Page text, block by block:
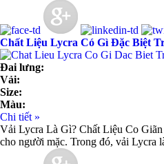
Chất Liệu Lycra Có Gì Đặc Biệt
Đai lưng:
Vải:
Size:
Màu:
Chi tiết »
Vải Lycra Là Gì? Chất Liệu Co
cho người mặc. Trong đó, vải Lycra